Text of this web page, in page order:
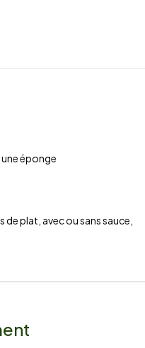
une éponge
plat, avec ou sans sauce,